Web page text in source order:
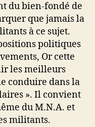
du bien-fondé de
que jamais la
à ce sujet.
politiques
Or cette
les meilleurs
conduire dans la
». Il convient
du M.N.A. et
militants.